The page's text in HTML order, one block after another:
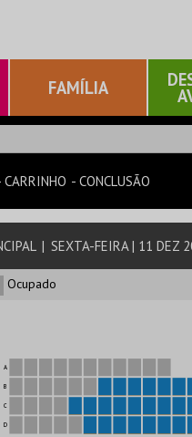
FAMÍLIA
CARRINHO CONCLUSÃO
| SEXTA-FEIRA | 11 DEZ
Ocupado
A
B
C
D